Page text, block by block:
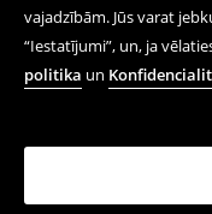
vajadzībām. Jūs varat
“Iestatījumi”, un, ja
politika un
Džinsi carrot fit
27,99 EUR